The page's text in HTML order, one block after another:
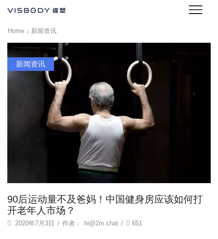
Home 新闻资讯
新闻资讯
90后运动量不及爸妈！中国健身房应该如何打
开老年人市场？
2020年7月3日 / 作者： hi@2m.chat / 651